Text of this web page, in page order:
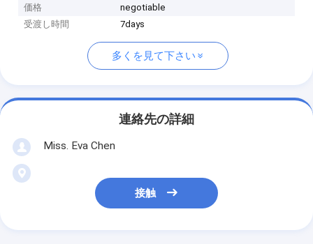
価格
negotiable
受渡し時間
7days
多くを見て下さい
連絡先の詳細
Miss. Eva Chen
接触